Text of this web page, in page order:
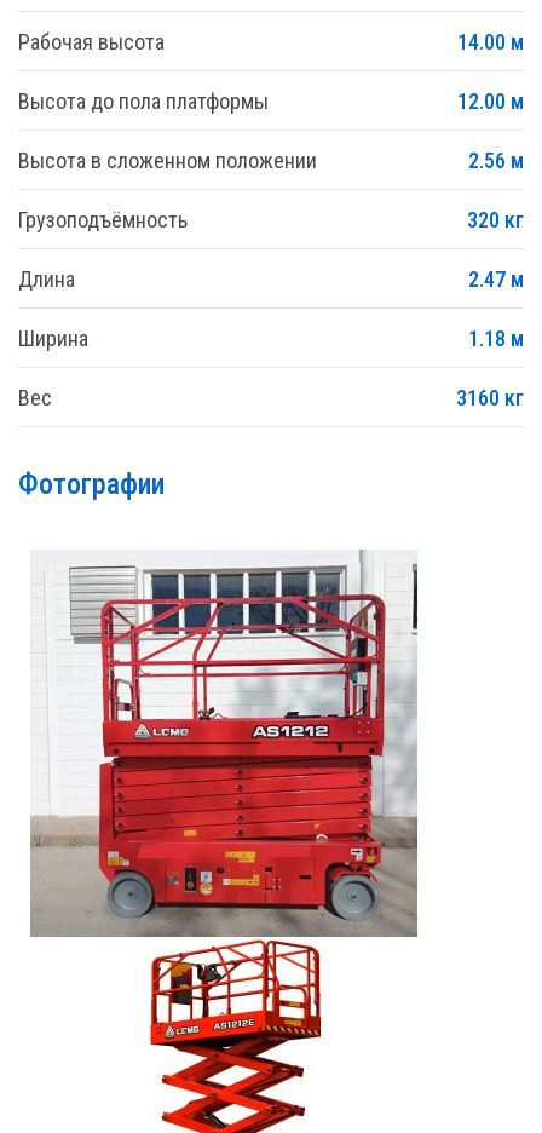
Рабочая высота 14.00 м
Высота до пола платформы 12.00 м
Высота в сложенном положении 2.56 м
Грузоподъёмность 320 кг
Длина 2.47 м
Ширина 1.18 м
Вес 3160 кг
Фотографии